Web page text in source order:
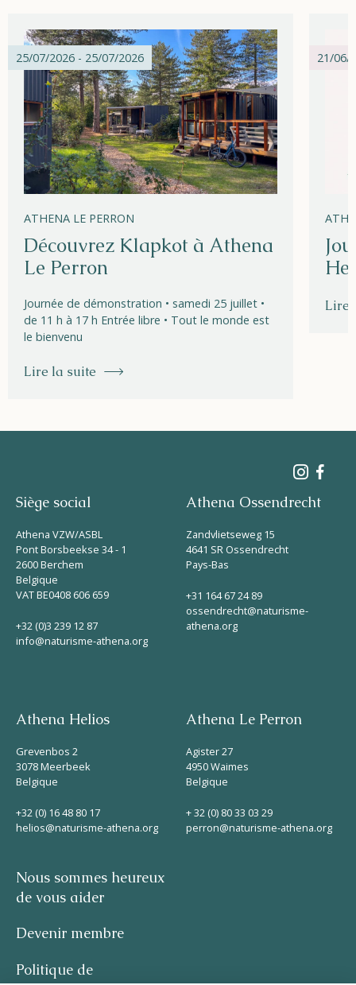
25/07/2026 - 25/07/2026
ATHENA LE PERRON
Découvrez Klapkot à Athena
Le Perron
Journée de démonstration • samedi 25 juillet •
de 11 h à 17 h Entrée libre • Tout le monde est
le bienvenu
Lire la suite
21/06/
Lire
Siège social
Athena VZW/ASBL
Pont Borsbeekse 34 - 1
2600 Berchem
Belgique
VAT BE0408 606 659
+32 (0)3 239 12 87
info@naturisme-athena.org
Athena Ossendrecht
Zandvlietseweg 15
4641 SR Ossendrecht
Pays-Bas
+31 164 67 24 89
ossendrecht@naturisme-
athena.org
Athena Helios
Grevenbos 2
3078 Meerbeek
Belgique
+32 (0) 16 48 80 17
helios@naturisme-athena.org
Athena Le Perron
Agister 27
4950 Waimes
Belgique
+ 32 (0) 80 33 03 29
perron@naturisme-athena.org
Nous sommes heureux
de vous aider
Devenir membre
Politique de